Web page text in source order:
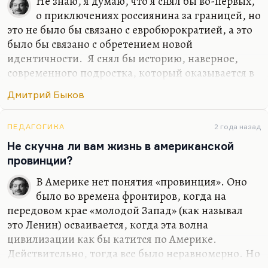
о приключениях россиянина за границей, но
это не было бы связано с евробюрократией, а это
было бы связано с обретением новой
идентичности. Я снял бы историю, наверное,
современного подростка, который оказывается в
отвоевать себе место. И я, наверное, снял бы
сожалению, любовных историй в современной
России в современном кино. Понимаете, всех
ведь обычно занимает история гендерной
идентичности, которая, по-моему, совсем
неинтересна. Людей занимает проблема как
совместить, условно говоря, секс и отношения.
Как в «Интиме», например: возможен ли секс
без…
Дмитрий Быков
ПЕДАГОГИКА 2 года назад
Не скучна ли вам жизнь в американской
провинции?
В Америке нет понятия «провинция». Оно
было во времена фронтиров, когда на
передовом крае «молодой Запад» (как называл
это Ленин) осваивается, когда эта волна
цивилизации как бы катится по Америке.
Действительно, тогда все было неравномерно. Но